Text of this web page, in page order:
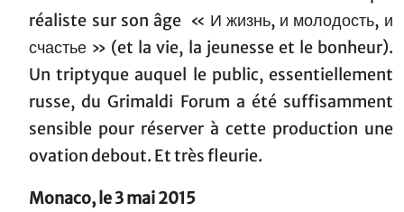
réaliste sur son âge « И жизнь, и молодость, и
счастье » (et la vie, la jeunesse et le bonheur).
Un triptyque auquel le public, essentiellement
russe, du Grimaldi Forum a été suffisamment
sensible pour réserver à cette production une
ovation debout. Et très fleurie.
Monaco, le 3 mai 2015